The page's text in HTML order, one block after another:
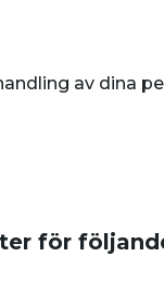
av dina
för